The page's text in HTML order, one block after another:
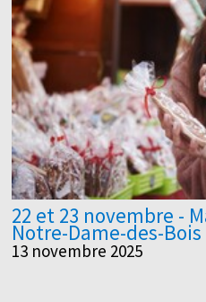
22 et 23 novembre -
Notre-Dame-des-Bois
13 novembre 2025